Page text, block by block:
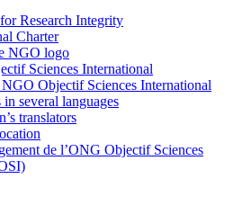
Research Integrity
Charter
NGO logo
Sciences International
NGO Objectif Sciences International
several languages
translators
de l’ONG Objectif Sciences